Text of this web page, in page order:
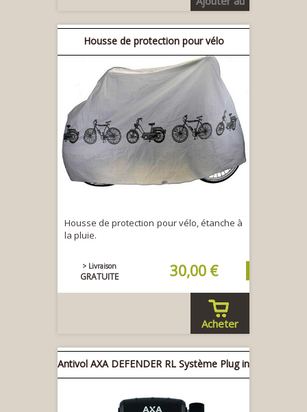
panier
Housse de protection pour vélo
Housse de protection pour vélo, étanche à
la pluie.
> Livraison
GRATUITE 30,00 €
Acheter
Antivol AXA DEFENDER RL Système Plug in